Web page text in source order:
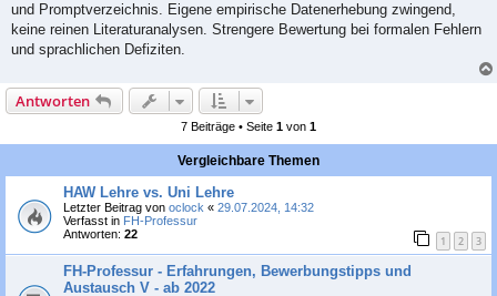
und Promptverzeichnis. Eigene empirische Datenerhebung zwingend,
keine reinen Literaturanalysen. Strengere Bewertung bei formalen Fehlern
und sprachlichen Defiziten.
Antworten
7 Beiträge • Seite 1 von 1
Vergleichbare Themen
HAW Lehre vs. Uni Lehre
Letzter Beitrag von oclock « 29.07.2024, 14:32
Verfasst in FH-Professur
Antworten: 22 1 2 3
FH-Professur - Erfahrungen, Bewerbungstipps und
Austausch V - ab 2022